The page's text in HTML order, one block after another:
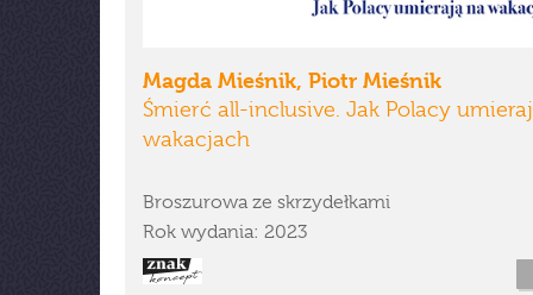
Magda Mieśnik, Piotr Mieśnik
Śmierć all-inclusive. Jak Polacy
wakacjach
Broszurowa ze skrzydełkami
Rok wydania: 2023